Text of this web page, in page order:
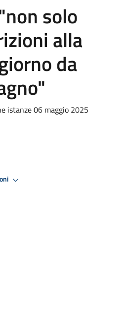
solo
alla
da
istanze 06 maggio 2025